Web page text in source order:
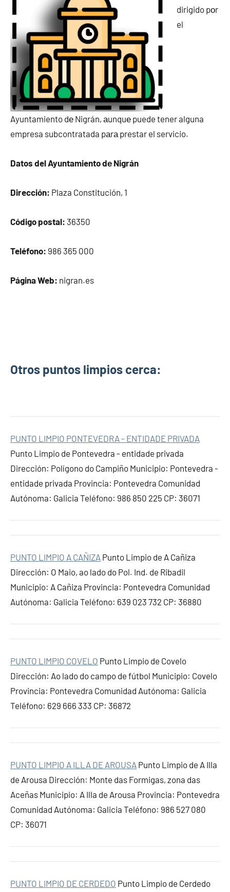
dirigido pοr
el
Ayuntamiento dе Nigrán, аunquе puede tener alguna
empresa subcontratada pаrа prestar el servicio.
Datos del Ayuntamiento dе Nigrán
Dirección: Plaza Constitución, 1
Código postal: 36350
Teléfono: 986 365 000
Página Web: nigran.es
Otros puntos limpios cerca:
PUNTO LIMPIO PONTEVEDRA - ENTIDADE PRIVADA
Punto Limpio de Pontevedra - entidade privada
Dirección: Polígono do Campiño Municipio: Pontevedra -
entidade privada Provincia: Pontevedra Comunidad
Autónoma: Galicia Teléfono: 986 850 225 CP: 36071
PUNTO LIMPIO A CAÑIZA Punto Limpio de A Cañiza
Dirección: O Maio, ao lado do Pol. Ind. de Ribadil
Municipio: A Cañiza Provincia: Pontevedra Comunidad
Autónoma: Galicia Teléfono: 639 023 732 CP: 36880
PUNTO LIMPIO COVELO Punto Limpio de Covelo
Dirección: Ao lado do campo de fútbol Municipio: Covelo
Provincia: Pontevedra Comunidad Autónoma: Galicia
Teléfono: 629 666 333 CP: 36872
PUNTO LIMPIO A ILLA DE AROUSA Punto Limpio de A Illa
de Arousa Dirección: Monte das Formigas, zona das
Aceñas Municipio: A Illa de Arousa Provincia: Pontevedra
Comunidad Autónoma: Galicia Teléfono: 986 527 080
CP: 36071
PUNTO LIMPIO DE CERDEDO Punto Limpio de Cerdedo